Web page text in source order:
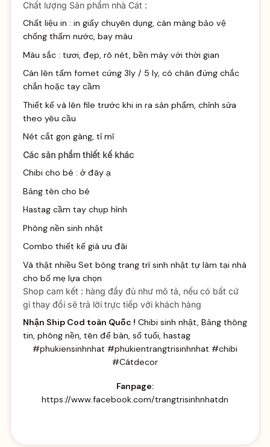
Chất lượng Sản phẩm nhà Cát :
Chất liệu in : in giấy chuyên dụng, cán màng bảo vệ
chống thấm nước, bay màu
Màu sắc : tươi, đẹp, rõ nét, bền mày với thời gian
Cán lên tấm fomet cứng 3ly / 5 ly, có chân đứng chắc
chắn hoặc tay cầm
Thiết kế và lên file trước khi in ra sản phẩm, chỉnh sửa
theo yêu cầu
Nét cắt gọn gàng, tỉ mĩ
Các sản phẩm thiết kế khác
Chibi cho bé : ở đây ạ
Bảng tên cho bé
Hastag cầm tay chụp hình
Phông nền sinh nhật
Combo thiết kế giá ưu đãi
Và thật nhiều Set bóng trang trí sinh nhật tự làm tại nhà
cho bố mẹ lựa chọn
Shop cam kết : hàng đầy đủ như mô tả, nếu có bất cứ
gì thay đổi sẽ trả lời trực tiếp với khách hàng
Nhận Ship Cod toàn Quốc ! Chibi sinh nhật, Bảng thông
tin, phông nền, tên để bàn, số tuổi, hastag
#phukiensinhnhat #phukientrangtrisinhnhat #chibi
#Cátdecor
Fanpage:
https://www.facebook.com/trangtrisinhnhatdn